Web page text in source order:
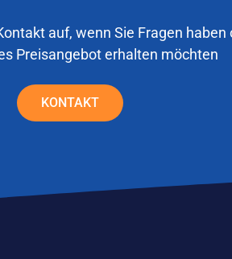
auf, wenn Sie Fragen haben
Preisangebot erhalten möchten
KONTAKT